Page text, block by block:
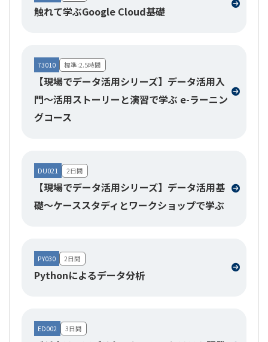
触れて学ぶGoogle Cloud基礎
73010
【現場でデータ活用シリーズ】データ活用入
門～活用ストーリーと演習で学ぶ e-ラーニン
グコース
標準:2.5時間
DU021
【現場でデータ活用シリーズ】データ活用基
礎～ケーススタディとワークショップで学ぶ
2日間
PY030
Pythonによるデータ分析
2日間
ED002 3日間